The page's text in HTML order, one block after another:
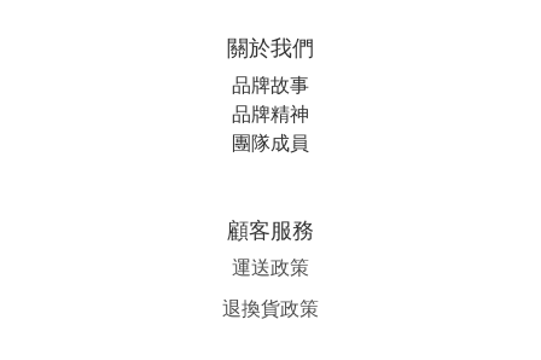
關於我們
品牌故事
品牌精神
團隊成員
顧客服務
運送政策
退換貨政策